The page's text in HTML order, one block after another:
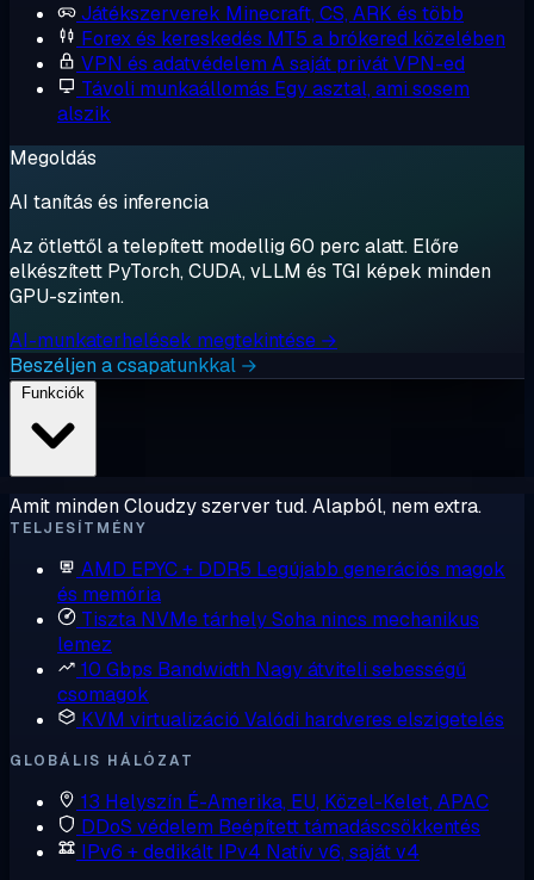
Játékszerverek Minecraft, CS, ARK és több
Forex és kereskedés MT5 a brókered közelében
VPN és adatvédelem A saját privát VPN-ed
Távoli munkaállomás Egy asztal, ami sosem
alszik
Megoldás
AI tanítás és inferencia
Az ötlettől a telepített modellig 60 perc alatt. Előre
elkészített PyTorch, CUDA, vLLM és TGI képek minden
GPU-szinten.
AI-munkaterhelések megtekintése →
Beszéljen a csapatunkkal →
Amit minden Cloudzy szerver tud. Alapból, nem extra.
TELJESÍTMÉNY
AMD EPYC + DDR5 Legújabb generációs magok
és memória
Tiszta NVMe tárhelySoha nincs mechanikus
lemez
10 Gbps Bandwidth Nagy átviteli sebességű
csomagok
KVM virtualizáció Valódi hardveres elszigetelés
GLOBÁLIS HÁLÓZAT
13 Helyszín É-Amerika, EU, Közel-Kelet, APAC
DDoS védelem Beépített támadáscsökkentés
IPv6 + dedikált IPv4 Natív v6, saját v4